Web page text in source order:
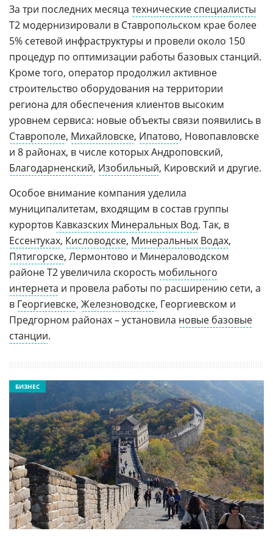
За три последних месяца технические специалисты
T2 модернизировали в Ставропольском крае более
5% сетевой инфраструктуры и провели около 150
процедур по оптимизации работы базовых станций.
Кроме того, оператор продолжил активное
строительство оборудования на территории
региона для обеспечения клиентов высоким
уровнем сервиса: новые объекты связи появились в
Ставрополе, Михайловске, Ипатово, Новопавловске
и 8 районах, в числе которых Андроповский,
Благодарненский, Изобильный, Кировский и другие.
Особое внимание компания уделила
муниципалитетам, входящим в состав группы
курортов Кавказских Минеральных Вод. Так, в
Ессентуках, Кисловодске, Минеральных Водах,
Пятигорске, Лермонтово и Минераловодском
районе T2 увеличила скорость мобильного
интернета и провела работы по расширению сети, а
в Георгиевске, Железноводске, Георгиевском и
Предгорном районах – установила новые базовые
станции.
БИЗНЕС